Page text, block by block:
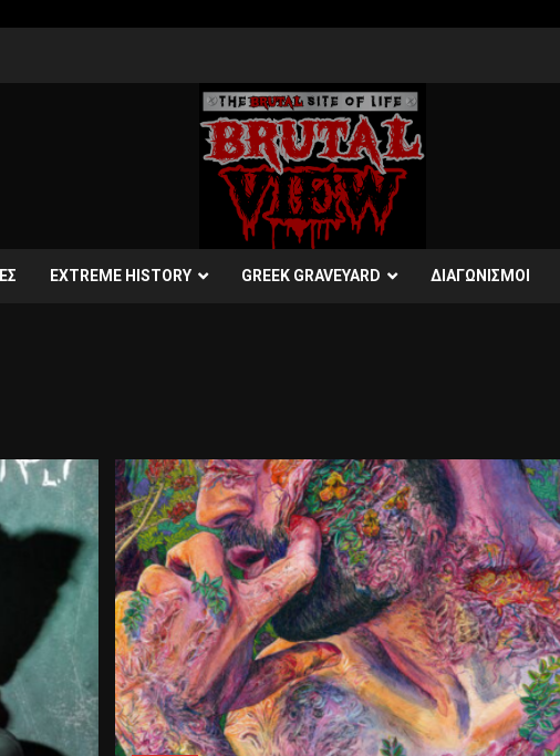
EXTREME HISTORY GREEK GRAVEYARD ΔΙΑΓΩΝΙΣΜΟΙ